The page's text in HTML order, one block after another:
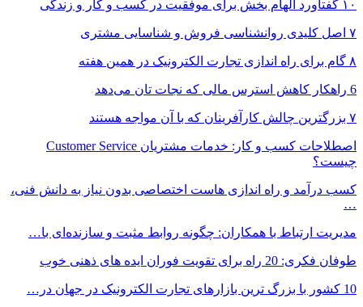
۱۰ گفتاورد الهام بخش برای موفقیت در کسب و کار و زندگی
۷ اصل کلیدی روانشناسی فروش و شناسایی مشتری
۸ گام برای راه اندازی تجارت الکترونیک در همین هفته
6 راهکار کاهش استرس مالی که نجات تان می‌دهد
۷ بزرگترین چالش کارآفرینان که با آن مواجه هستند
اصطلاحات کسب و کار: خدمات مشتریان Customer Service
چیست؟
کسب درآمد و راه اندازی هاست اختصاصی بدون نیاز به دانش فنی،
…
مدیریت ارتباط با همکاران: چگونه روابط مثبت و سازنده‌ای با…
طوفان فکری: 20 راه برای تقویت فوران ایده های ذهنی خوب
10 کشور با بزرگ ترین بازارهای تجارت الکترونیک در جهان در…